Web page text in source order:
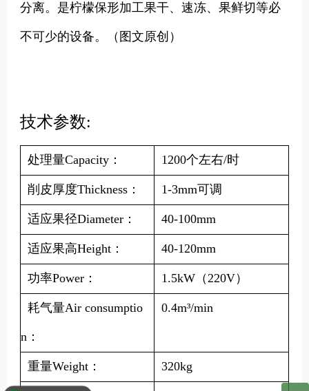
分离。是柠檬保形加工果干、速冻、果鲜切等必
不可少的设备。 （图文原创）
技术参数:
处理量Capacity： 1200个左右/时
削皮厚度Thickness： 1-3mm可调
适应果径Diameter： 40-100mm
适应果高Height： 40-120mm
功率Power： 1.5kW（220V）
耗气量Air consumptio
n：
0.4m³/min
重量Weight： 320kg